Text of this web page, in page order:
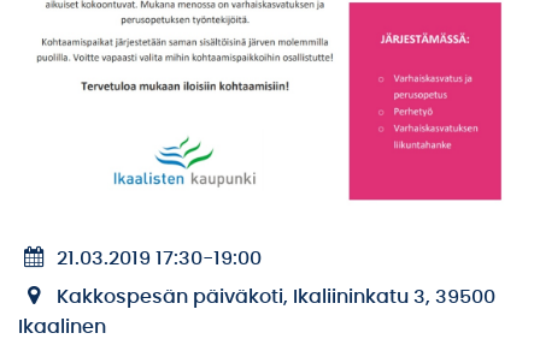
21.03.2019 17:30-19:00
Kakkospesän päiväkoti, Ikaliininkatu 3, 39500
Ikaalinen